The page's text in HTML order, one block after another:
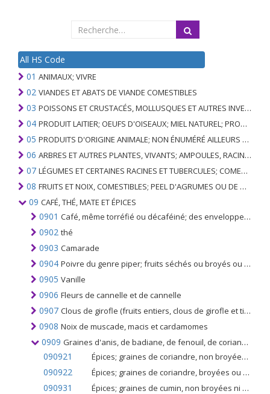
All HS Code
01 ANIMAUX; VIVRE
02 VIANDES ET ABATS DE VIANDE COMESTIBLES
03 POISSONS ET CRUSTACÉS, MOLLUSQUES ET AUTRES INVERTÉBRÉS AQUATIQUES
04 PRODUIT LAITIER; OEUFS D'OISEAUX; MIEL NATUREL; PRODUITS COMESTIBLES D'ORIGINE ANIMALE, NON ÉNUMÉRÉS AILLEURS OU INCLUS
05 PRODUITS D'ORIGINE ANIMALE; NON ÉNUMÉRÉ AILLEURS OU INCLUS
06 ARBRES ET AUTRES PLANTES, VIVANTS; AMPOULES, RACINES ET ANALOGUES; FLEURS COUPEES ET FEUILLAGE ORNEMENTAL
07 LÉGUMES ET CERTAINES RACINES ET TUBERCULES; COMESTIBLE
08 FRUITS ET NOIX, COMESTIBLES; PEEL D'AGRUMES OU DE MELONS
09 CAFÉ, THÉ, MATE ET ÉPICES
0901 Café, même torréfié ou décaféiné; des enveloppes et des peaux; succédanés de café contenant du café en toute proportion
0902 thé
0903 Camarade
0904 Poivre du genre piper; fruits séchés ou broyés ou pulvérisés du genre Capsicum ou du genre Pimenta
0905 Vanille
0906 Fleurs de cannelle et de cannelle
0907 Clous de girofle (fruits entiers, clous de girofle et tiges)
0908 Noix de muscade, macis et cardamomes
0909 Graines d'anis, de badiane, de fenouil, de coriandre, de cumin, de carvi ou de genévrier
090921 Épices; graines de coriandre, non broyées ni moulues
090922 Épices; graines de coriandre, broyées ou moulues
090931 Épices; graines de cumin, non broyées ni moulues